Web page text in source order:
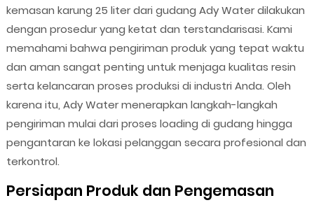
kemasan karung 25 liter dari gudang Ady Water dilakukan
dengan prosedur yang ketat dan terstandarisasi. Kami
memahami bahwa pengiriman produk yang tepat waktu
dan aman sangat penting untuk menjaga kualitas resin
serta kelancaran proses produksi di industri Anda. Oleh
karena itu, Ady Water menerapkan langkah-langkah
pengiriman mulai dari proses loading di gudang hingga
pengantaran ke lokasi pelanggan secara profesional dan
terkontrol.
Persiapan Produk dan Pengemasan